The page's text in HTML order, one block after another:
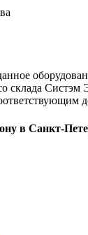
склада Систэм
в Санкт-